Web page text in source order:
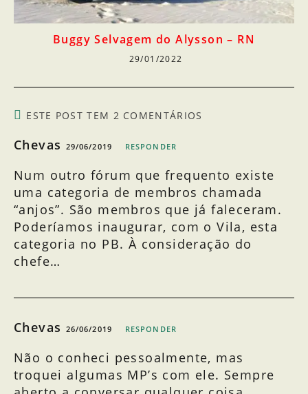
Buggy Selvagem do Alysson – RN
29/01/2022
ESTE POST TEM 2 COMENTÁRIOS
Chevas 29/06/2019 RESPONDER
Num outro fórum que frequento existe
uma categoria de membros chamada
“anjos”. São membros que já faleceram.
Poderíamos inaugurar, com o Vila, esta
categoria no PB. À consideração do
chefe…
Chevas 26/06/2019 RESPONDER
Não o conheci pessoalmente, mas
troquei algumas MP’s com ele. Sempre